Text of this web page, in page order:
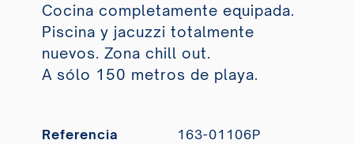
Cocina completamente equipada.
Piscina y jacuzzi totalmente
nuevos. Zona chill out.
A sólo 150 metros de playa.
Referencia
163-01106P